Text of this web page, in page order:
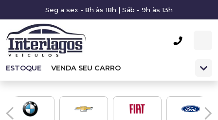
Seg a sex - 8h às 18h | Sáb - 9h às 13h
ESTOQUE VENDA SEU CARRO